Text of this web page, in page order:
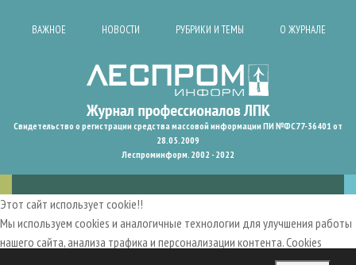
ВАЖНОЕ НОВОСТИ РУБРИКИ И ТЕМЫ О ЖУРНАЛЕ
Свидетельство о регистрации средства массовой информации ПИ №ФС77-36401 от
28.05.2009
Леспроминформ. 2002 - 2022
Этот сайт использует cookie!!
Мы используем cookies и аналогичные технологии для улучшения работы
нашего сайта, анализа трафика и персонализации контента. Cookies